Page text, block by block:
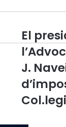
E
l
s
i
d
El
J.